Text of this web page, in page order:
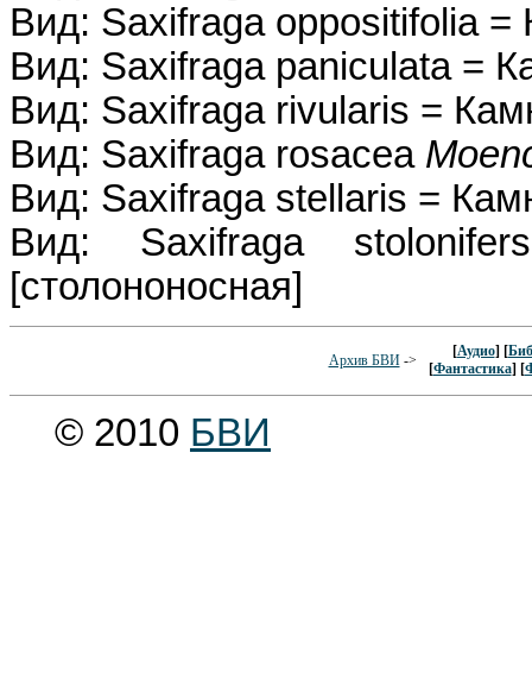
Вид: Saxifraga oppositifolia =
Вид: Saxifraga paniculata =
Вид: Saxifraga rivularis =
Вид: Saxifraga rosacea
Вид: Saxifraga stellaris =
Вид: Saxifraga
[столононосная]
Архив БВИ->
[Аудио] [
[Фантастика] [
© 2010 БВИ